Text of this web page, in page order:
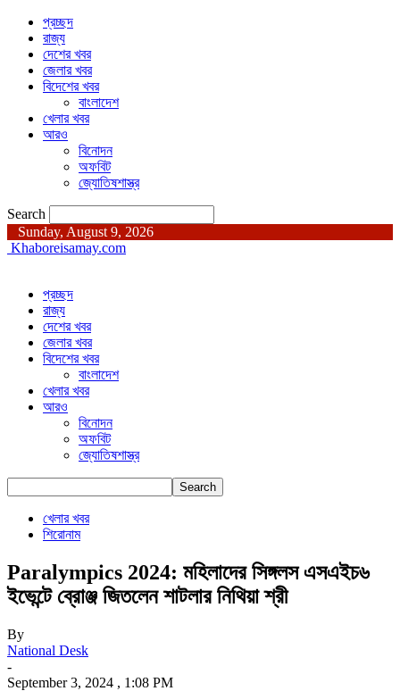
প্রচ্ছদ
রাজ্য
দেশের খবর
জেলার খবর
বিদেশের খবর
বাংলাদেশ
খেলার খবর
আরও
বিনোদন
অফবিট
জ্যোতিষশাস্ত্র
Search
Sunday, August 9, 2026
Khaboreisamay.com
প্রচ্ছদ
রাজ্য
দেশের খবর
জেলার খবর
বিদেশের খবর
বাংলাদেশ
খেলার খবর
আরও
বিনোদন
অফবিট
জ্যোতিষশাস্ত্র
খেলার খবর
শিরোনাম
Paralympics 2024: মহিলাদের সিঙ্গলস এসএইচ৬
ইভেন্টে ব্রোঞ্জ জিতলেন শাটলার নিথিয়া শ্রী
By
National Desk
-
September 3, 2024 , 1:08 PM